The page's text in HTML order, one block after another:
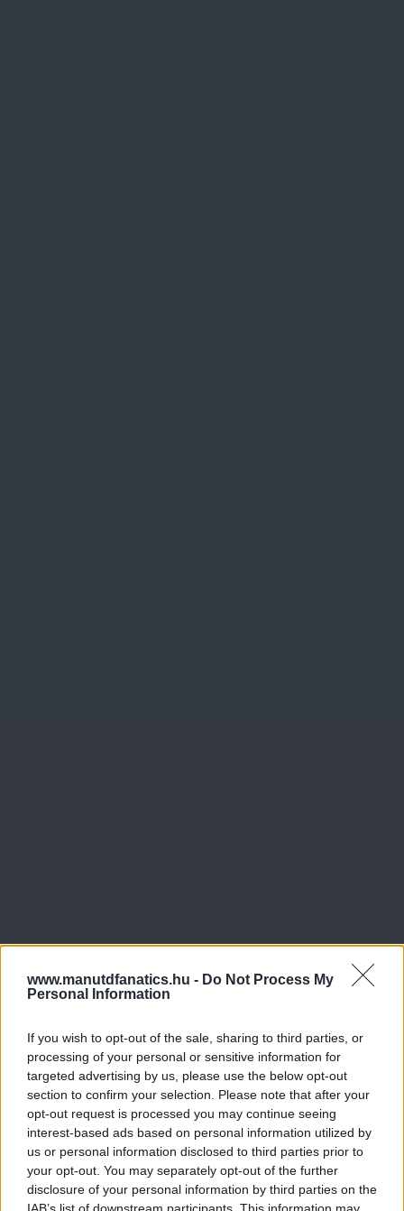
www.manutdfanatics.hu - Do Not Process My
Personal Information
If you wish to opt-out of the sale, sharing to third parties, or
processing of your personal or sensitive information for
targeted advertising by us, please use the below opt-out
section to confirm your selection. Please note that after your
opt-out request is processed you may continue seeing
interest-based ads based on personal information utilized by
us or personal information disclosed to third parties prior to
your opt-out. You may separately opt-out of the further
disclosure of your personal information by third parties on the
IAB’s list of downstream participants. This information may
Meccs Center
Paris Saint-Germainvs
Manchester United